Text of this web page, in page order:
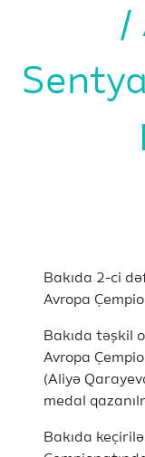
Bakıda 2-ci
Avropa
Bakıda təşkil
Avropa
(Aliyə
medal
Bakıda